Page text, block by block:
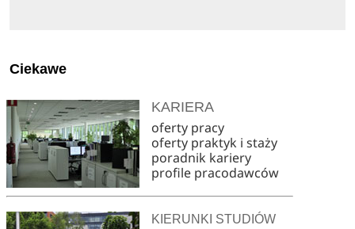
Ciekawe
KARIERA
oferty pracy
oferty praktyk i staży
poradnik kariery
profile pracodawców
KIERUNKI STUDIÓW